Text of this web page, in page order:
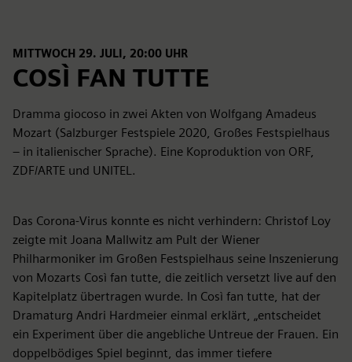
MITTWOCH 29. JULI, 20:00 UHR
COSÌ FAN TUTTE
Dramma giocoso in zwei Akten von Wolfgang Amadeus
Mozart (Salzburger Festspiele 2020, Großes Festspielhaus
– in italienischer Sprache). Eine Koproduktion von ORF,
ZDF/ARTE und UNITEL.
Das Corona-Virus konnte es nicht verhindern: Christof Loy
zeigte mit Joana Mallwitz am Pult der Wiener
Philharmoniker im Großen Festspielhaus seine Inszenierung
von Mozarts Così fan tutte, die zeitlich versetzt live auf den
Kapitelplatz übertragen wurde. In Così fan tutte, hat der
Dramaturg Andri Hardmeier einmal erklärt, „entscheidet
ein Experiment über die angebliche Untreue der Frauen. Ein
doppelbödiges Spiel beginnt, das immer tiefere